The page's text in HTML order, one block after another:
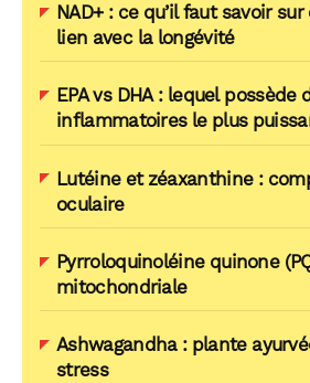
NAD+ : ce qu’il faut savoir
lien avec la longévité
EPA vs DHA : lequel
inflammatoires le plus
Lutéine et zéaxanthine :
oculaire
Pyrroloquinoléine quinone
mitochondriale
Ashwagandha : plante
stress